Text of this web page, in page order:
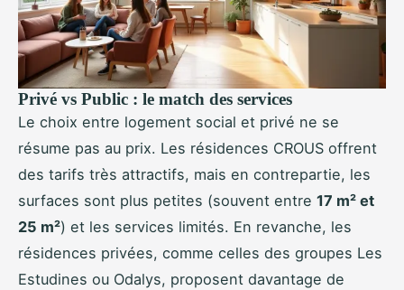
Privé vs Public : le match des services
Le choix entre logement social et privé ne se
résume pas au prix. Les résidences CROUS offrent
des tarifs très attractifs, mais en contrepartie, les
surfaces sont plus petites (souvent entre 17 m² et
25 m²) et les services limités. En revanche, les
résidences privées, comme celles des groupes Les
Estudines ou Odalys, proposent davantage de